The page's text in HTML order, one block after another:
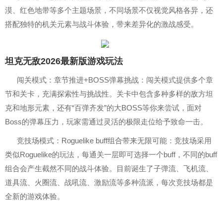
漠、红色地带等多个主题场景，不同场景不仅视觉风格各异，还
搭配独特的机关元素与战斗体验，带来差异化的激战感受。
坦克无敌2026最新版游戏玩法
闯关模式：章节推进+BOSS弹幕挑战：闯关模式提供多个章
节和关卡，充满探索性与挑战性。关卡中包含多种多样的敌方坦
克和地形元素，还有“百弹齐发”的大BOSS等你来尝试，面对
Boss的弹幕压力，玩家需通过灵活的极限走位给予致命一击。
竞技场模式：Roguelike buff组合带来无限可能：竞技场采用
类似Roguelike的玩法，每通关一层即可选择一个buff，不同的buff
组合会产生截然不同的战斗体验。目前诞生了子弹流、飞机流、
道具流、火圈流、战吼流、激励流等多种流派，每次竞技场都是
全新的游戏体验。